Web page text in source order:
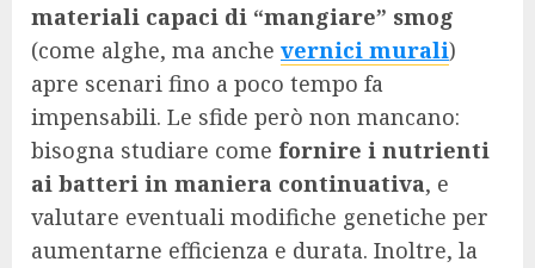
materiali capaci di “mangiare” smog
(come alghe, ma anche vernici murali)
apre scenari fino a poco tempo fa
impensabili. Le sfide però non mancano:
bisogna studiare come fornire i nutrienti
ai batteri in maniera continuativa, e
valutare eventuali modifiche genetiche per
aumentarne efficienza e durata. Inoltre, la